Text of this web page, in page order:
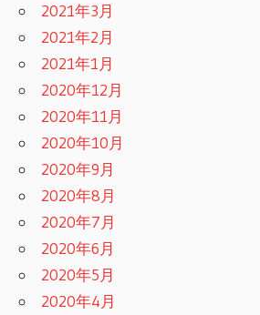
2021年3月
2021年2月
2021年1月
2020年12月
2020年11月
2020年10月
2020年9月
2020年8月
2020年7月
2020年6月
2020年5月
2020年4月